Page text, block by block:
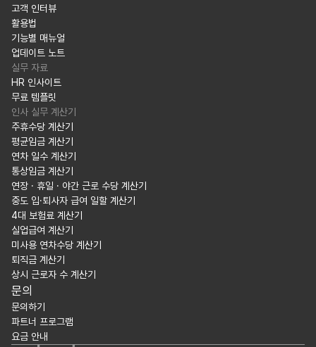
고객 인터뷰
활용법
기능별 매뉴얼
업데이트 노트
실무 자료
HR 인사이트
무료 템플릿
인사 실무 계산기
주휴수당 계산기
평균임금 계산기
연차 일수 계산기
통상임금 계산기
연장 · 휴일 · 야간 근로 수당 계산기
중도 입·퇴사자 급여 일할 계산기
4대 보험료 계산기
실업급여 계산기
미사용 연차수당 계산기
퇴직금 계산기
상시 근로자 수 계산기
문의
문의하기
파트너 프로그램
요금 안내